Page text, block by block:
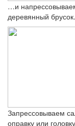
…и
деревянный брусок.
Запрессовываем
оправку или